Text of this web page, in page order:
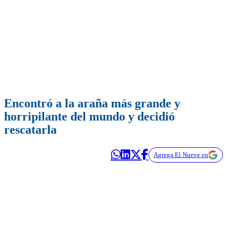
Encontró a la araña más grande y
horripilante del mundo y decidió
rescatarla
Agrega El Nueve en